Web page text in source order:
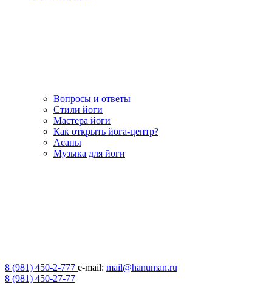
Вопросы и ответы
Стили йоги
Мастера йоги
Как открыть йога-центр?
Асаны
Музыка для йоги
8 (981) 450-2-777 e-mail: mail@hanuman.ru
8 (981) 450-27-77